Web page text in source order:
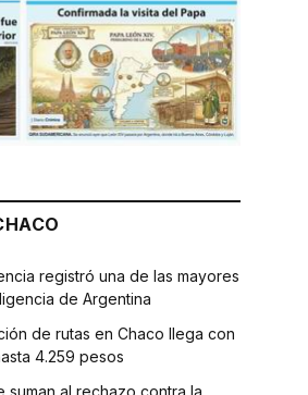
registró una de las mayores
de Argentina
de rutas en Chaco llega con
4.259 pesos
suman al rechazo contra la